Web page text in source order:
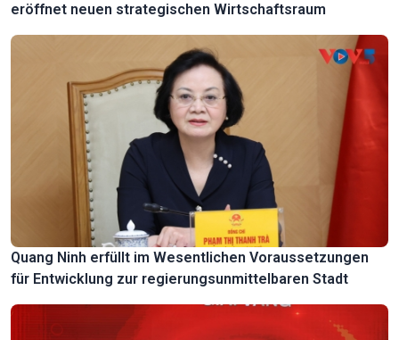
eröffnet neuen strategischen Wirtschaftsraum
Quang Ninh erfüllt im Wesentlichen Voraussetzungen
für Entwicklung zur regierungsunmittelbaren Stadt